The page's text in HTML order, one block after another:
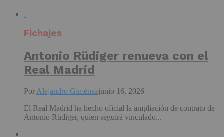
Fichajes
Antonio Rüdiger renueva con el
Real Madrid
Por Alejandro Giménezjunio 16, 2026
El Real Madrid ha hecho oficial la ampliación de contrato de
Antonio Rüdiger, quien seguirá vinculado...